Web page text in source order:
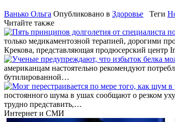
Ванько Ольга Опубликовано в Здоровье Теги
Читайте также
только медикаментозной терапией, дорогими
Крекова, представляющая продюсерский центр
американцам настоятельно рекомендуют
бутилированной…
постоянного шума в ушах сообщают о резком
трудно представить,…
Интернет и СМИ